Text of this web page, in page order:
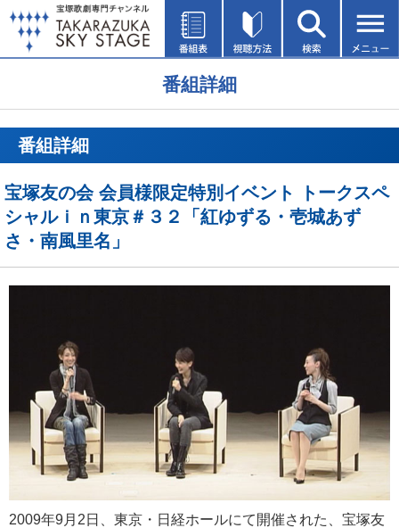
番組詳細
番組詳細
宝塚友の会 会員様限定特別イベント トークスペ
シャルｉｎ東京＃３２「紅ゆずる・壱城あず
さ・南風里名」
2009年9月2日、東京・日経ホールにて開催された、宝塚友